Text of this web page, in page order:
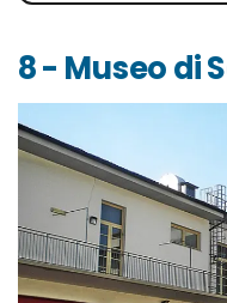
8 - Museo di